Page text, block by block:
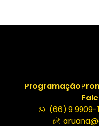
Programação
(66) 9 9909-